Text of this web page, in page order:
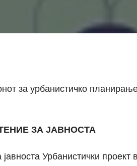
за урбанистичко
ЗА ЈАВНОСТА
Урбанистички проект